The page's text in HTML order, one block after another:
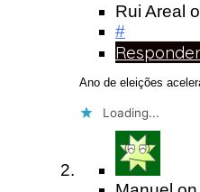
Rui Areal
#
Ano de eleições
Loading...